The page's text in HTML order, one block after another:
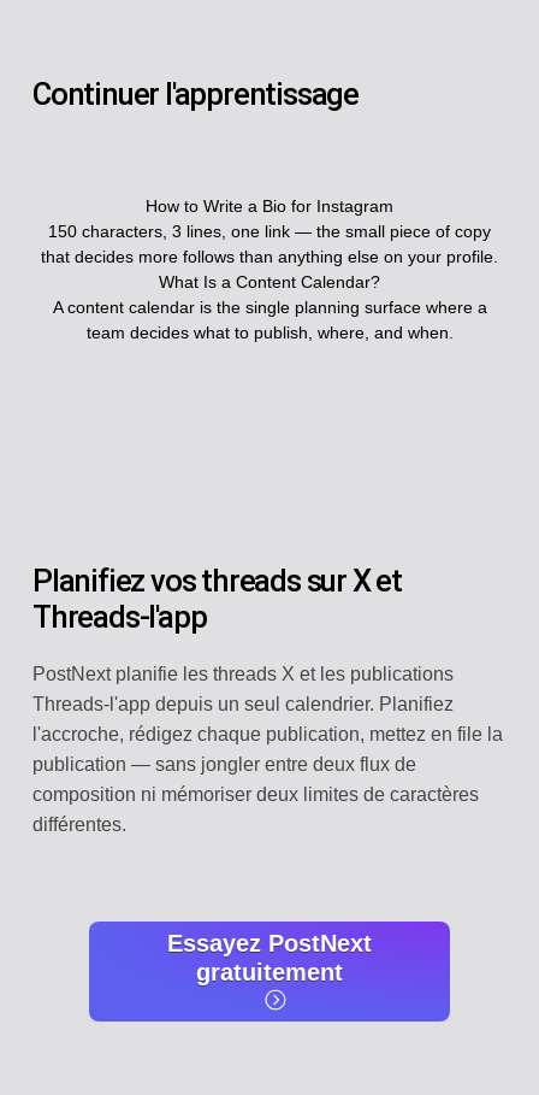
Continuer l'apprentissage
How to Write a Bio for Instagram
150 characters, 3 lines, one link — the small piece of copy
that decides more follows than anything else on your profile.
What Is a Content Calendar?
A content calendar is the single planning surface where a
team decides what to publish, where, and when.
Planifiez vos threads sur X et
Threads-l'app
PostNext planifie les threads X et les publications
Threads-l'app depuis un seul calendrier. Planifiez
l'accroche, rédigez chaque publication, mettez en file la
publication — sans jongler entre deux flux de
composition ni mémoriser deux limites de caractères
différentes.
Essayez PostNext
gratuitement